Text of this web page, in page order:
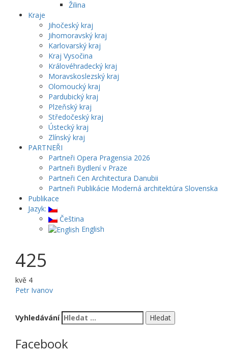
Žilina
Kraje
Jihočeský kraj
Jihomoravský kraj
Karlovarský kraj
Kraj Vysočina
Královéhradecký kraj
Moravskoslezský kraj
Olomoucký kraj
Pardubický kraj
Plzeňský kraj
Středočeský kraj
Ústecký kraj
Zlínský kraj
PARTNEŘI
Partneři Opera Pragensia 2026
Partneři Bydlení v Praze
Partneři Cen Architectura Danubii
Partneři Publikácie Moderná architektúra Slovenska
Publikace
Jazyk:
Čeština
English
425
kvě 4
Petr Ivanov
Vyhledávání
Facebook